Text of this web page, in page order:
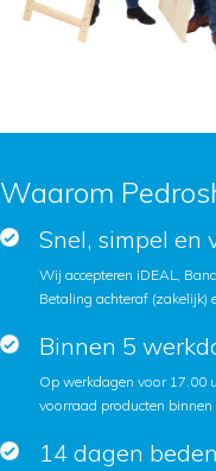
Waarom
Snel, simpel en
Wij accepteren iDEAL,
Betaling achteraf (zakelijk)
Binnen 5
Op werkdagen voor 17.00
voorraad producten
14 dagen